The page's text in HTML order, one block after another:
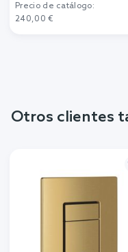
Precio de catálogo:
240,00 €
Otros clientes